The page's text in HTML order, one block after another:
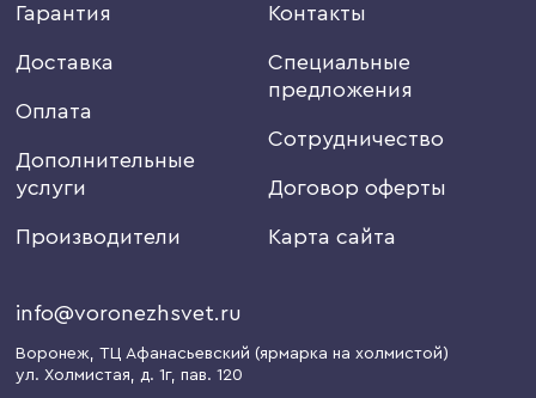
Гарантия
Доставка
Оплата
Дополнительные
услуги
Производители
Контакты
Специальные
предложения
Сотрудничество
Договор оферты
Карта сайта
info@voronezhsvet.ru
Воронеж, ТЦ Афанасьевский (ярмарка на холмистой)
ул. Холмистая, д. 1г, пав. 120